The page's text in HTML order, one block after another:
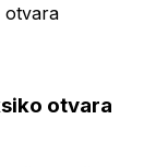
otvara